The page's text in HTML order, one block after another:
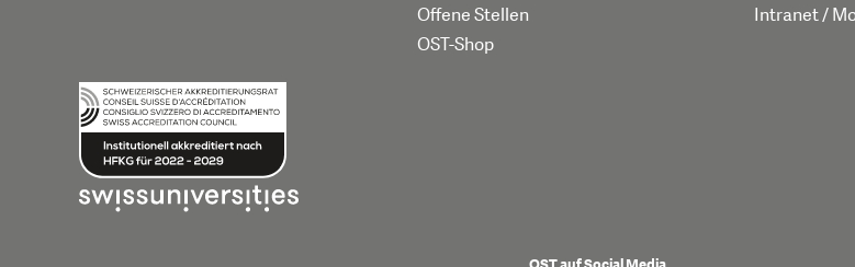
Offene Stellen
OST-Shop
Intranet /